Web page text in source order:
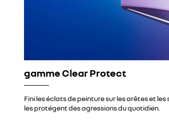
gamme Clear Protect
Fini les éclats de peinture sur les arêtes et
les protégent des agressions du quotidien.